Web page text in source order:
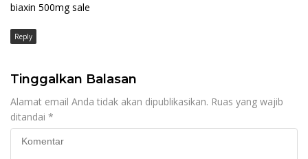
biaxin 500mg sale
Reply
Tinggalkan Balasan
Alamat email Anda tidak akan dipublikasikan. Ruas yang wajib
ditandai *